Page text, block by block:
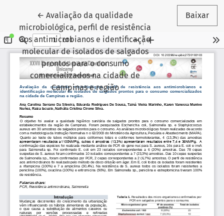
←Voltar aos Detalhes do Artigo
Avaliação da qualidade
microbiológica, perfil de resistência
aos antimicrobianos e identificação
molecular de isolados de salgados
prontos para o consumo
comercializados na cidade de
Campinas e região
Baixar